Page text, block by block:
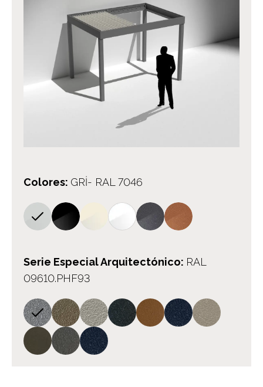
Colores: GRİ- RAL 7046
Serie Especial Arquitectónico: RAL
09610.PHF93